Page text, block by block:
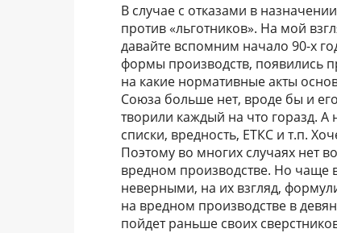
В случае с отказами в
против «льготников». На мой
давайте вспомним начало 90-х
формы производств, появились
на какие нормативные акты
Союза больше нет, вроде бы и
творили каждый на что горазд. А
списки, вредность, ЕТКС и т.п.
Поэтому во многих случаях нет
вредном производстве. Но чаще
неверными, на их взгляд,
на вредном производстве в
пойдет раньше своих